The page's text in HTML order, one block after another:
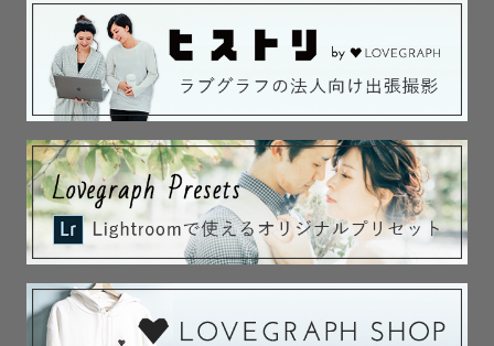
﹏﹏﹏﹏﹏﹏﹏撮影時間について ﹏﹏﹏﹏﹏﹏
自然光を活かした、やわらかく温かな雰囲気の
お写真をご希望の方は、午前中早めのお時間や、
夕方のお時間帯をおすすめしております☀️
10:30〜14:00頃は太陽の位置が高く
光が強くなりやすいため、お顔に影ができやすく
写りに影響することがあります。